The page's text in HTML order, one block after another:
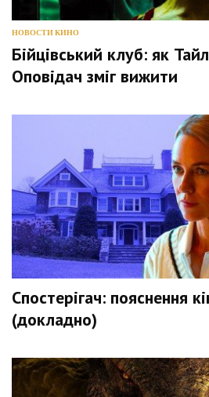
НОВОСТИ КИНО
Бійцівський клуб: як
Оповідач зміг вижити
Спостерігач: пояснення
(докладно)